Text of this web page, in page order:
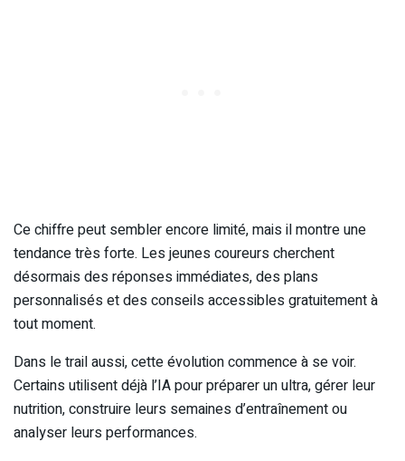
Ce chiffre peut sembler encore limité, mais il montre une
tendance très forte. Les jeunes coureurs cherchent
désormais des réponses immédiates, des plans
personnalisés et des conseils accessibles gratuitement à
tout moment.
Dans le trail aussi, cette évolution commence à se voir.
Certains utilisent déjà l’IA pour préparer un ultra, gérer leur
nutrition, construire leurs semaines d’entraînement ou
analyser leurs performances.